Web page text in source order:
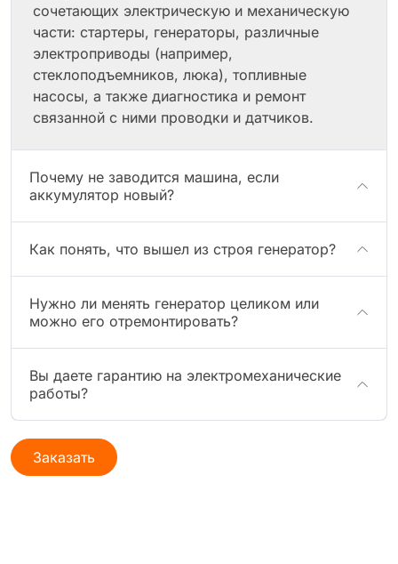
сочетающих электрическую и механическую
части: стартеры, генераторы, различные
электроприводы (например,
стеклоподъемников, люка), топливные
насосы, а также диагностика и ремонт
связанной с ними проводки и датчиков.
Почему не заводится машина, если
аккумулятор новый?
Как понять, что вышел из строя генератор?
Нужно ли менять генератор целиком или
можно его отремонтировать?
Вы даете гарантию на электромеханические
работы?
Заказать